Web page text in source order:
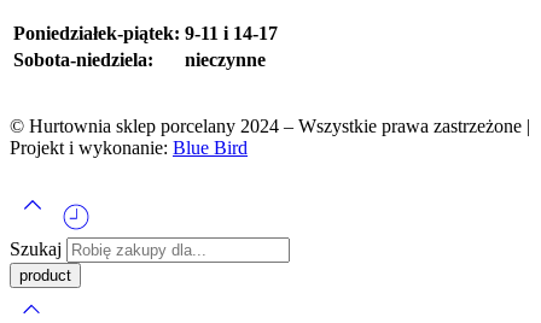
Poniedziałek-piątek: 9-11 i 14-17
Sobota-niedziela:
nieczynne
© Hurtownia sklep porcelany 2024 – Wszystkie prawa zastrzeżone |
Projekt i wykonanie: Blue Bird
Szukaj